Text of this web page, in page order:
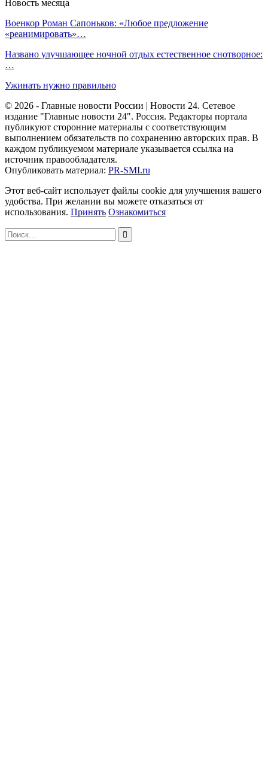
Новость месяца
Военкор Роман Сапоньков: «Любое предложение
«реанимировать»…
Названо улучшающее ночной отдых естественное снотворное:
…
Ужинать нужно правильно
© 2026 - Главные новости России | Новости 24. Сетевое
издание "Главные новости 24". Россия. Редакторы портала
публикуют сторонние материалы с соответствующим
выполнением обязательств по сохранению авторских прав. В
каждом публикуемом материале указывается ссылка на
источник правообладателя.
Опубликовать материал: PR-SMI.ru
Этот веб-сайт использует файлы cookie для улучшения вашего
удобства. При желании вы можете отказаться от
использования. Принять Ознакомиться